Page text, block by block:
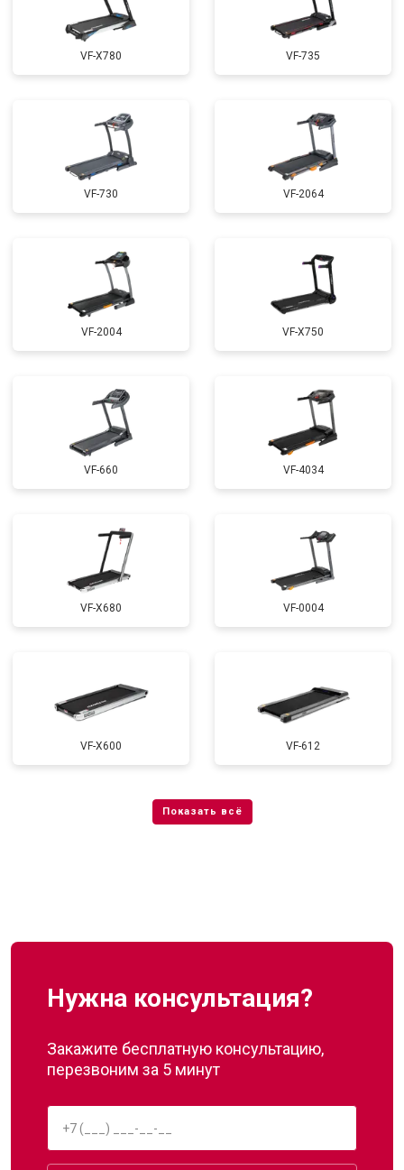
VF-X780 VF-735
VF-730 VF-2064
VF-2004 VF-X750
VF-660 VF-4034
VF-X680 VF-0004
VF-X600 VF-612
Нужна консультация?
Закажите бесплатную консультацию,
перезвоним за 5 минут